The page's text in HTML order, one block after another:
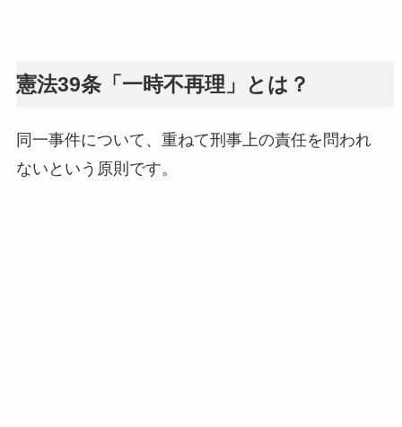
憲法39条「一時不再理」とは？
同一事件について、重ねて刑事上の責任を問われ
ないという原則です。